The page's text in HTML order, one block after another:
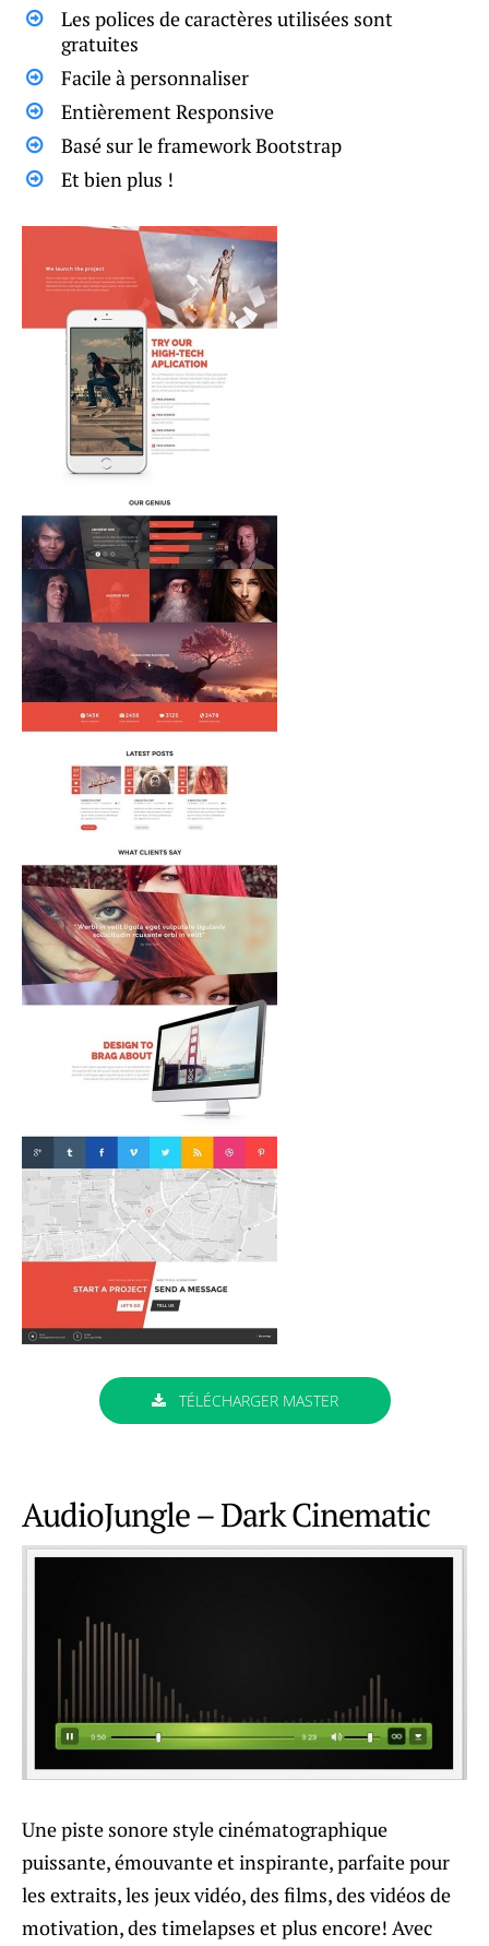
Les polices de caractères utilisées sont
gratuites
Facile à personnaliser
Entièrement Responsive
Basé sur le framework Bootstrap
Et bien plus !
TÉLÉCHARGER MASTER
AudioJungle – Dark Cinematic
Une piste sonore style cinématographique
puissante, émouvante et inspirante, parfaite pour
les extraits, les jeux vidéo, des films, des vidéos de
motivation, des timelapses et plus encore! Avec